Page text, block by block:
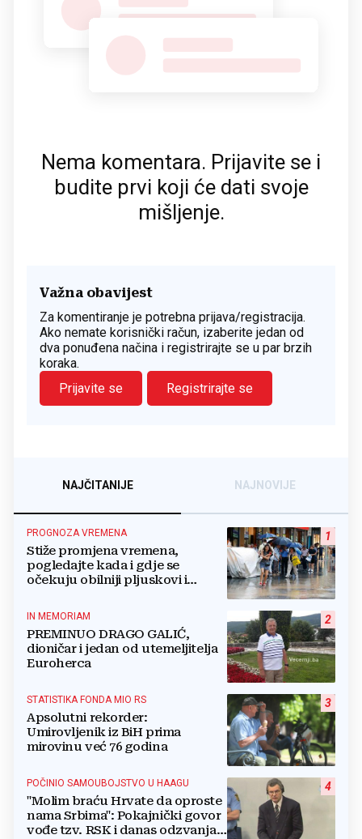
Nema komentara. Prijavite se i
budite prvi koji će dati svoje
mišljenje.
Važna obavijest
Za komentiranje je potrebna prijava/registracija.
Ako nemate korisnički račun, izaberite jedan od
dva ponuđena načina i registrirajte se u par brzih
koraka.
Prijavite se
Registrirajte se
NAJČITANIJE NAJNOVIJE
1
PROGNOZA VREMENA
Stiže promjena vremena,
pogledajte kada i gdje se
očekuju obilniji pljuskovi i
2
IN MEMORIAM
PREMINUO DRAGO GALIĆ,
dioničar i jedan od utemeljitelja
Euroherca
3
STATISTIKA FONDA MIO RS
Apsolutni rekorder:
Umirovljenik iz BiH prima
mirovinu već 76 godina
4
POČINIO SAMOUBOJSTVO U HAAGU
"Molim braću Hrvate da oproste
nama Srbima": Pokajnički govor
vođe tzv. RSK i danas odzvanja